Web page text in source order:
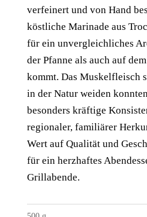
verfeinert und von Hand
köstliche Marinade aus
für ein unvergleichliches
der Pfanne als auch auf
kommt. Das Muskelfleisch
in der Natur weiden
besonders kräftige
regionaler, familiärer
Wert auf Qualität und
für ein herzhaftes
Grillabende.